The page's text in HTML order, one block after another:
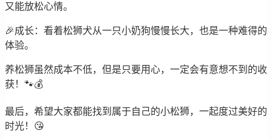
又能放松心情。
🎉成长：看着松狮犬从一只小奶狗慢慢长大，也是一种难得的
体验。
养松狮虽然成本不低，但是只要用心，一定会有意想不到的收
获！🐾💰
最后，希望大家都能找到属于自己的小松狮，一起度过美好的
时光！😘